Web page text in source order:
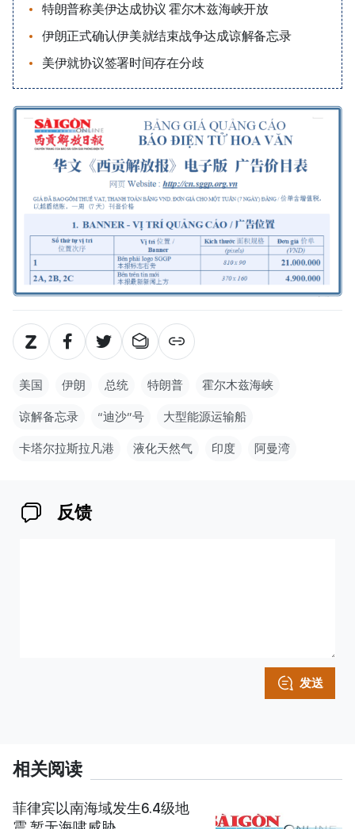
特朗普称美伊达成协议 霍尔木兹海峡开放
伊朗正式确认伊美就结束战争达成谅解备忘录
美伊就协议签署时间存在分歧
美国 伊朗 总统 特朗普 霍尔木兹海峡
谅解备忘录 “迪沙”号 大型能源运输船
卡塔尔拉斯拉凡港 液化天然气 印度 阿曼湾
反馈
发送
相关阅读
菲律宾以南海域发生6.4级地